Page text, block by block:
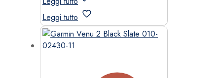
Leggi tutto